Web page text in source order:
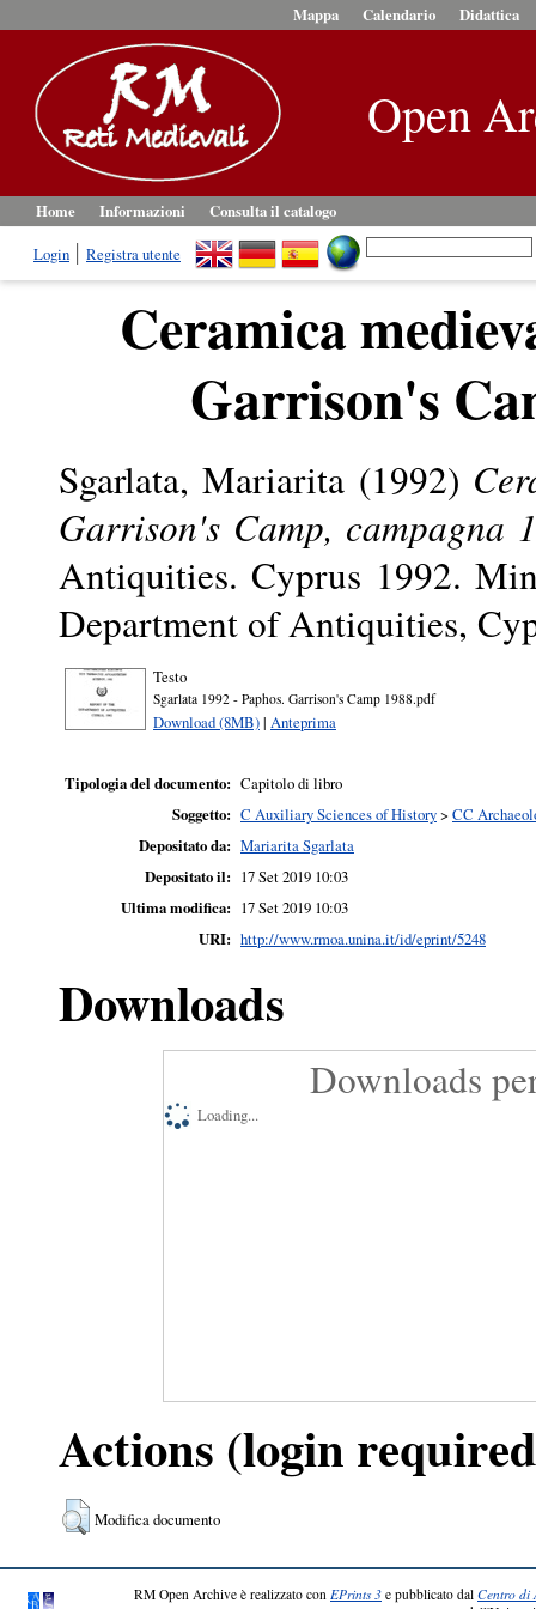
Mappa Calendario Didattica
Open
Home Informazioni
Consulta il catalogo
Login
Registra utente
Ceramica
Garrison's
Sgarlata, Mariarita (1992)
Garrison's Camp, campagna
Antiquities. Cyprus 1992.
Department of Antiquities,
Testo
Sgarlata 1992 - Paphos. Garrison's Camp 1988.pdf
Download (8MB)| Anteprima
Tipologia del documento: Capitolo di libro
Soggetto: C Auxiliary Sciences of History> CC
Depositato da: Mariarita Sgarlata
Depositato il: 17 Set 2019 10:03
Ultima modifica: 17 Set 2019 10:03
URI: http://www.rmoa.unina.it/id/eprint/5248
Downloads
Downloads
Loading...
Actions (login
Modifica documento
RM Open Archive è realizzato con EPrints 3 e pubblicato dal Centro di